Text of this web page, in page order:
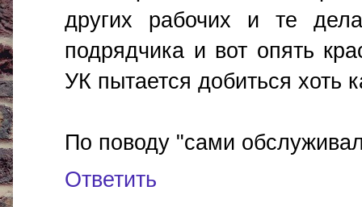
других рабочих и те
подрядчика и вот опять
УК пытается добиться хоть
По поводу "сами
Ответить